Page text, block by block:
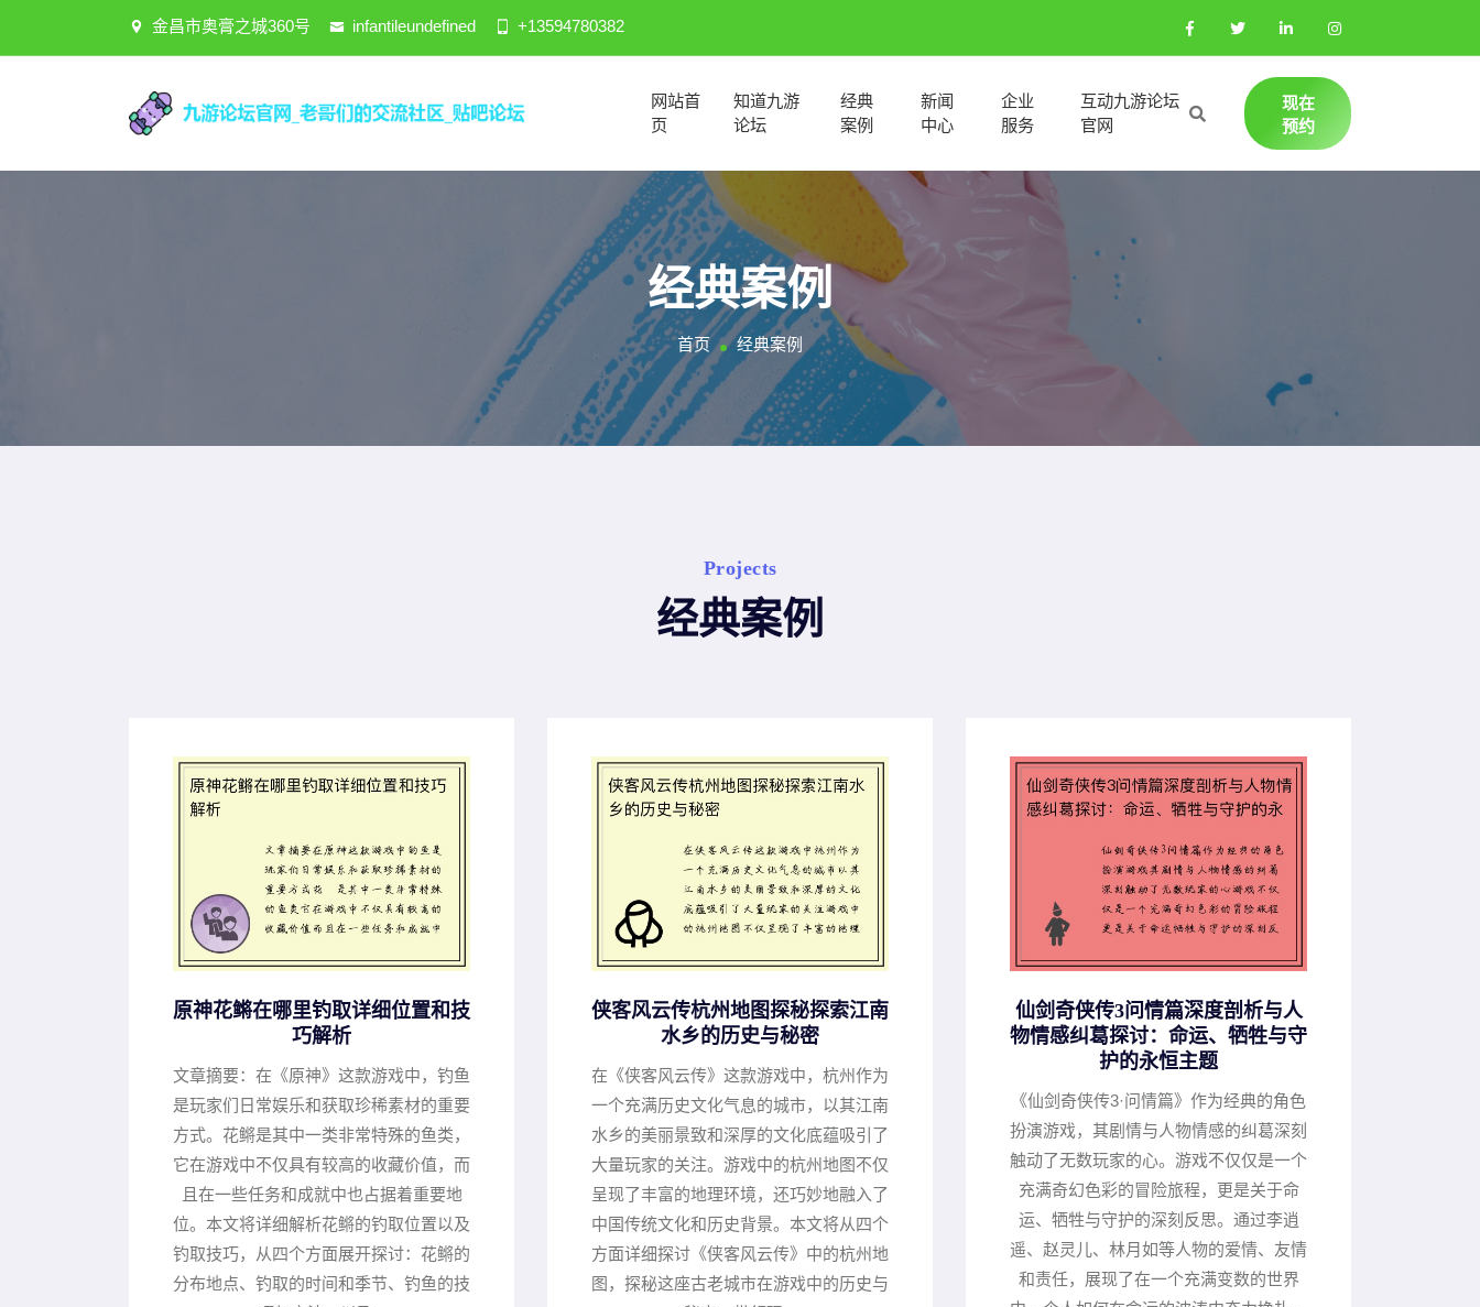
金昌市奥膏之城360号 infantileundefined +13594780382
网站首
页
知道九游
论坛
经典
案例
新闻
中心
企业
服务
互动九游论坛
官网
现在
预约
经典案例
首页 经典案例
Projects
经典案例
原神花鳉在哪里钓取详细位置和技
巧解析
文章摘要：在《原神》这款游戏中，钓鱼
是玩家们日常娱乐和获取珍稀素材的重要
方式。花鳉是其中一类非常特殊的鱼类，
它在游戏中不仅具有较高的收藏价值，而
且在一些任务和成就中也占据着重要地
位。本文将详细解析花鳉的钓取位置以及
钓取技巧，从四个方面展开探讨：花鳉的
分布地点、钓取的时间和季节、钓鱼的技
侠客风云传杭州地图探秘探索江南
水乡的历史与秘密
在《侠客风云传》这款游戏中，杭州作为
一个充满历史文化气息的城市，以其江南
水乡的美丽景致和深厚的文化底蕴吸引了
大量玩家的关注。游戏中的杭州地图不仅
呈现了丰富的地理环境，还巧妙地融入了
中国传统文化和历史背景。本文将从四个
方面详细探讨《侠客风云传》中的杭州地
图，探秘这座古老城市在游戏中的历史与
仙剑奇侠传3问情篇深度剖析与人
物情感纠葛探讨：命运、牺牲与守
护的永恒主题
《仙剑奇侠传3·问情篇》作为经典的角色
扮演游戏，其剧情与人物情感的纠葛深刻
触动了无数玩家的心。游戏不仅仅是一个
充满奇幻色彩的冒险旅程，更是关于命
运、牺牲与守护的深刻反思。通过李逍
遥、赵灵儿、林月如等人物的爱情、友情
和责任，展现了在一个充满变数的世界